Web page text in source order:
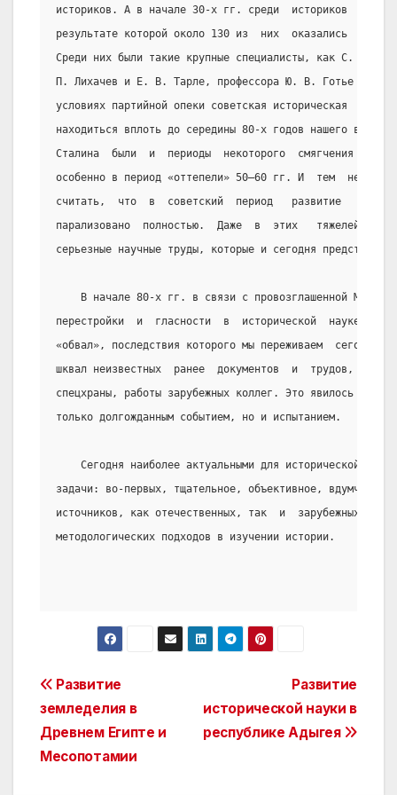
историков. А в начале 30-х гг. среди  историков  была
результате которой около 130 из  них  оказались  в
Среди них были такие крупные специалисты, как С. Ф.
П. Лихачев и Е. В. Тарле, профессора Ю. В. Готье и
условиях партийной опеки советская историческая
находиться вплоть до середины 80-х годов нашего
Сталина  были  и  периоды  некоторого  смягчения
особенно в период «оттепели» 50—60 гг. И  тем  не
считать,  что  в  советский  период   развитие
парализовано  полностью.  Даже  в  этих   тяжелейших
серьезные научные труды, которые и сегодня
В начале 80-х гг. в связи с провозглашенной М. С.
перестройки  и  гласности  в  исторической  науке
«обвал», последствия которого мы переживаем  сегодня.
шквал неизвестных  ранее  документов  и  трудов,
спецхраны, работы зарубежных коллег. Это явилось для
только долгожданным событием, но и испытанием.
Сегодня наиболее актуальными для исторической
задачи: во-первых, тщательное, объективное, вдумчивое
источников, как отечественных, так  и  зарубежных,
методологических подходов в изучении истории.
Post
navigation
Развитие
исторической науки в
республике Адыгея
Развитие
земледелия в
Древнем Египте и
Месопотамии